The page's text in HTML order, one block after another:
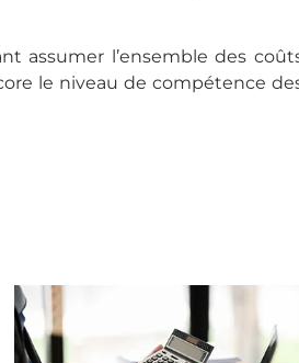
assumer l’ensemble des
le niveau de compétence